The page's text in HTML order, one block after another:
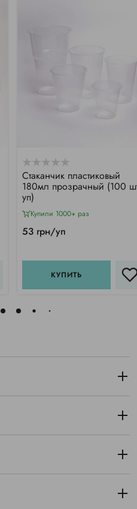
Стаканчик пластиковый
180мл прозрачный (100
уп)
Купили 1000+ раз
53 грн/уп
КУПИТЬ